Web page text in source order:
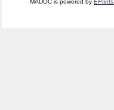
MADOC is powered by